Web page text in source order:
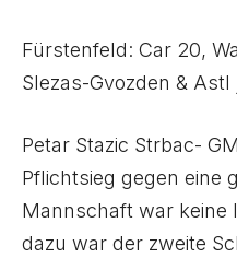
Fürstenfeld: Car 20,
Slezas-Gvozden &
Petar Stazic Strbac-
Pflichtsieg gegen eine
Mannschaft war keine
dazu war der zweite